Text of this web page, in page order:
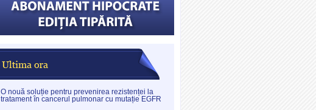
O nouă soluție pentru prevenirea rezistenței la
tratament în cancerul pulmonar cu mutație EGFR